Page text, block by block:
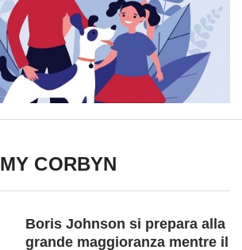
CORBYN
Boris Johnson si prepara alla
grande maggioranza mentre il